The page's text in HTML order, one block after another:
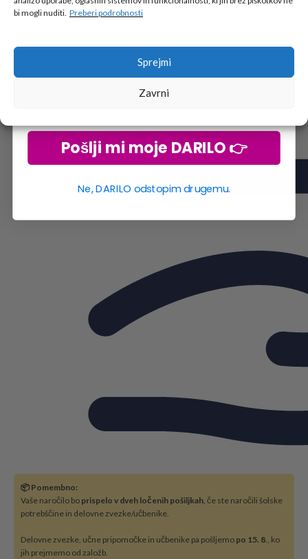
bi mogli nuditi. Preberi podrobnosti
Sprejmi
Zavrni
📦 Pomembno:
Vaše naročilo bo prispelo v dveh ločenih pošiljkah, če ste naročili šolske
potrebščine in delovne zvezke/učbenike.
Delovne zvezke, učne pripomočke in učbenike pa pošljemo po 15. 8., ko
jih prejmemo od založb.
Vpiši podatke za prejem darila
Pošlji mi moje DARILO 👉
Ne, DARILO odstopim drugemu.